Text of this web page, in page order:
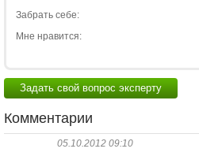
Забрать себе:
Мне нравится:
Задать свой вопрос эксперту
Комментарии
05.10.2012 09:10